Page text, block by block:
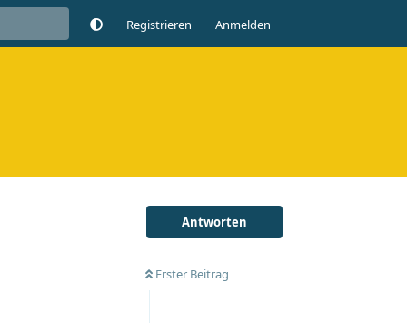
Registrieren Anmelden
Antworten
Erster Beitrag